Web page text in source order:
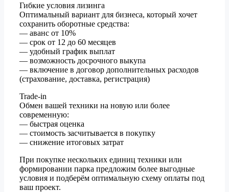
Гибкие условия лизинга
Оптимальный вариант для бизнеса, который хочет
сохранить оборотные средства:
— аванс от 10%
— срок от 12 до 60 месяцев
— удобный график выплат
— возможность досрочного выкупа
— включение в договор дополнительных расходов
(страхование, доставка, регистрация)
Trade-in
Обмен вашей техники на новую или более
современную:
— быстрая оценка
— стоимость засчитывается в покупку
— снижение итоговых затрат
При покупке нескольких единиц техники или
формировании парка предложим более выгодные
условия и подберём оптимальную схему оплаты под
ваш проект.